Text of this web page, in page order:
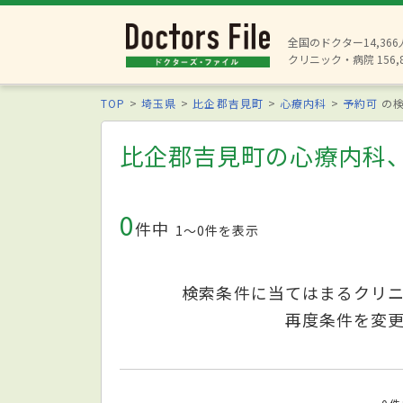
全国のドクター14,366
クリニック・病院
TOP 埼玉県 比企郡吉見町 心療内科 予約可 の
比企郡吉見町の心療内科
0件中 1〜0件を表示
検索条件に当てはまるクリ
再度条件を変